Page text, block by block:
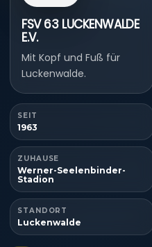
FSV 63 LUCKENWALDE
E.V.
Mit Kopf und Fuß für
Luckenwalde.
SEIT
1963
ZUHAUSE
Werner-Seelenbinder-
Stadion
STANDORT
Luckenwalde